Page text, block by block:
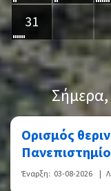
31
Σήμερα
Ορισμός
Έναρξη: 03-08-2026 |